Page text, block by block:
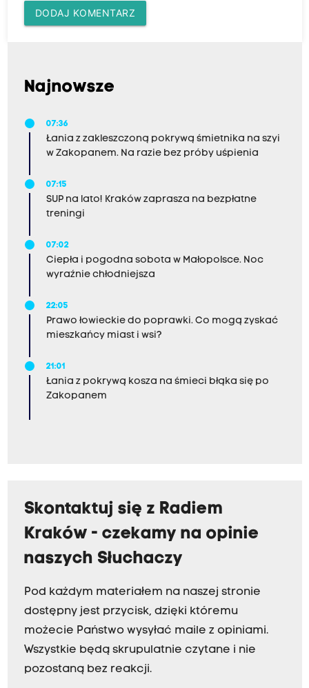
DODAJ KOMENTARZ
Najnowsze
07:36
Łania z zakleszczoną pokrywą śmietnika na szyi
w Zakopanem. Na razie bez próby uśpienia
07:15
SUP na lato! Kraków zaprasza na bezpłatne
treningi
07:02
Ciepła i pogodna sobota w Małopolsce. Noc
wyraźnie chłodniejsza
22:05
Prawo łowieckie do poprawki. Co mogą zyskać
mieszkańcy miast i wsi?
21:01
Łania z pokrywą kosza na śmieci błąka się po
Zakopanem
Skontaktuj się z Radiem
Kraków - czekamy na opinie
naszych Słuchaczy
Pod każdym materiałem na naszej stronie
dostępny jest przycisk, dzięki któremu
możecie Państwo wysyłać maile z opiniami.
Wszystkie będą skrupulatnie czytane i nie
pozostaną bez reakcji.